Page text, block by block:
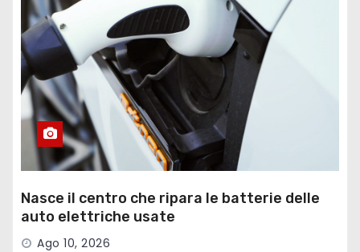
Nasce il centro che ripara le batterie delle
auto elettriche usate
Ago 10, 2026